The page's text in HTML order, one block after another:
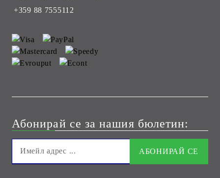
+359 88 7555112
Абонирай се за нашия бюлетин: